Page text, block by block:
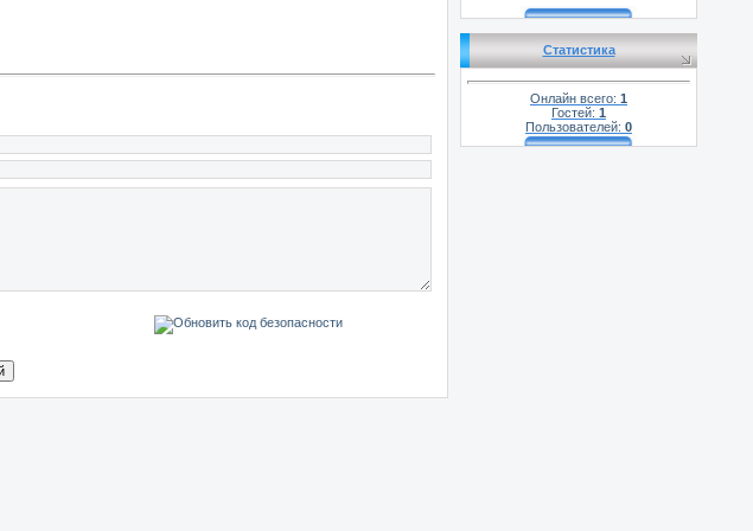
Статистика
Онлайн всего: 1
Гостей: 1
Пользователей: 0